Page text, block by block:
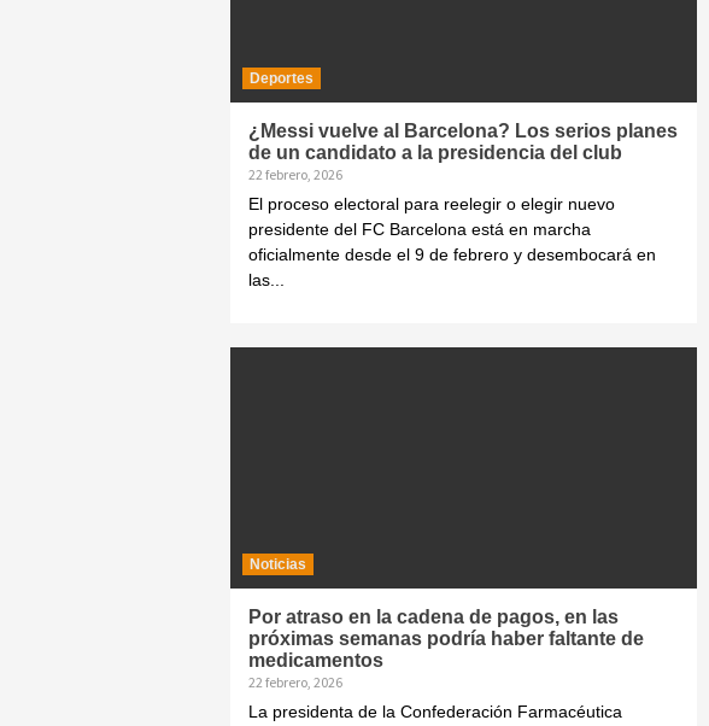
Deportes
¿Messi vuelve al Barcelona? Los serios planes
de un candidato a la presidencia del club
22 febrero, 2026
El proceso electoral para reelegir o elegir nuevo
presidente del FC Barcelona está en marcha
oficialmente desde el 9 de febrero y desembocará en
las...
Noticias
Por atraso en la cadena de pagos, en las
próximas semanas podría haber faltante de
medicamentos
22 febrero, 2026
La presidenta de la Confederación Farmacéutica